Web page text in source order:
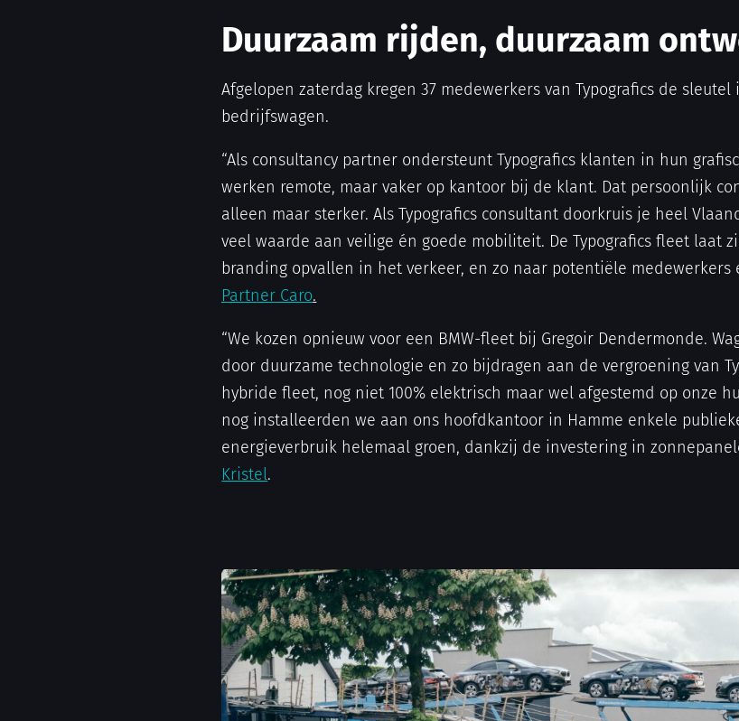
Duurzaam rijden, duurzaam
Afgelopen zaterdag kregen 37 medewerkers van Typografics de
bedrijfswagen.
“Als consultancy partner ondersteunt Typografics klanten in hun
werken remote, maar vaker op kantoor bij de klant. Dat persoonlijk
alleen maar sterker. Als Typografics consultant doorkruis je heel
veel waarde aan veilige én goede mobiliteit. De Typografics fleet laat
branding opvallen in het verkeer, en zo naar potentiële medewerkers
Partner Caro.
“We kozen opnieuw voor een BMW-fleet bij Gregoir Dendermonde.
door duurzame technologie en zo bijdragen aan de vergroening van
hybride fleet, nog niet 100% elektrisch maar wel afgestemd op onze
nog installeerden we aan ons hoofdkantoor in Hamme enkele
energieverbruik helemaal groen, dankzij de investering in
Kristel.